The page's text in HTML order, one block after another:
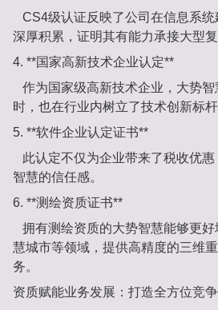
CS4级认证反映了公司在信息系
深厚积累，证明其有能力承接大型复
4. **国家高新技术企业认定**
作为国家级高新技术企业，大势智
时，也在行业内树立了技术创新标杆
5. **软件企业认定证书**
此认定不仅为企业带来了税收优
智慧的信任感。
6. **测绘资质证书**
拥有测绘资质的大势智慧能够更
慧城市等领域，提供高精度的三维
务。
资质赋能业务发展：打造全方位竞